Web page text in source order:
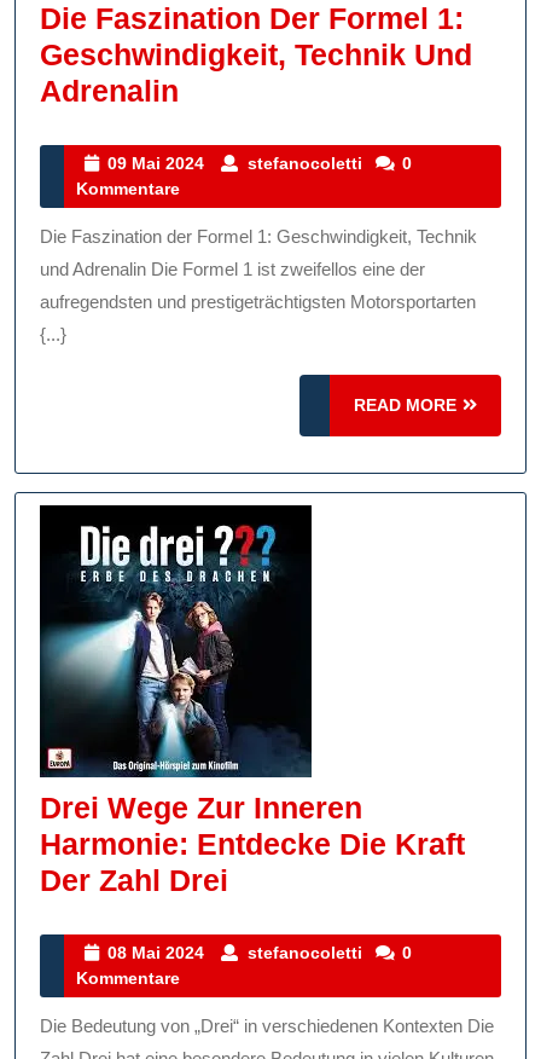
Die Faszination Der Formel 1:
Geschwindigkeit, Technik Und
Adrenalin
Der
Formel
1:
Geschwindigkeit,
Technik
Adrenalin
09 Mai 2024
09
2024
stefanocoletti stefanocoletti
0
Kommentare
Die Faszination der Formel 1: Geschwindigkeit, Technik
und Adrenalin Die Formel 1 ist zweifellos eine der
aufregendsten und prestigeträchtigsten Motorsportarten
{...}
READ MORE
READ
MORE
Drei Wege Zur Inneren
Harmonie: Entdecke Die Kraft
Der Zahl Drei
Zur
Harmonie:
08 Mai 2024
08
2024
stefanocoletti stefanocoletti
0
Kommentare
Die Bedeutung von „Drei“ in verschiedenen Kontexten Die